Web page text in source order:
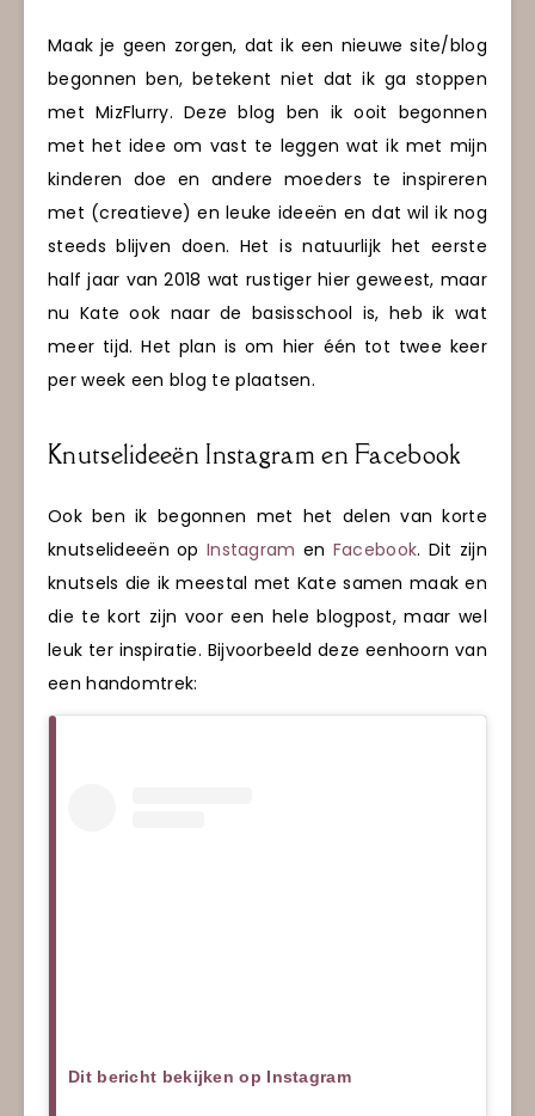
Maak je geen zorgen, dat ik een nieuwe site/blog
begonnen ben, betekent niet dat ik ga stoppen
met MizFlurry. Deze blog ben ik ooit begonnen
met het idee om vast te leggen wat ik met mijn
kinderen doe en andere moeders te inspireren
met (creatieve) en leuke ideeën en dat wil ik nog
steeds blijven doen. Het is natuurlijk het eerste
half jaar van 2018 wat rustiger hier geweest, maar
nu Kate ook naar de basisschool is, heb ik wat
meer tijd. Het plan is om hier één tot twee keer
per week een blog te plaatsen.
Knutselideeën Instagram en Facebook
Ook ben ik begonnen met het delen van korte
knutselideeën op Instagram en Facebook. Dit zijn
knutsels die ik meestal met Kate samen maak en
die te kort zijn voor een hele blogpost, maar wel
leuk ter inspiratie. Bijvoorbeeld deze eenhoorn van
een handomtrek:
Dit bericht bekijken op Instagram